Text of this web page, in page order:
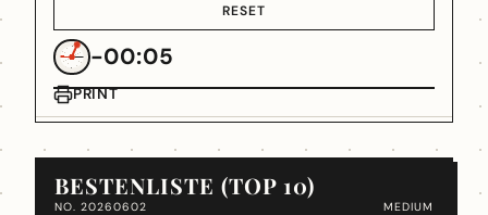
RESET
-00:05
PRINT
BESTENLISTE (TOP 10)
NO. 20260602 MEDIUM